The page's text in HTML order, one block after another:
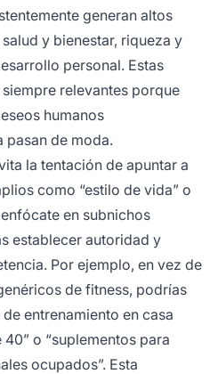
generan altos
y bienestar, riqueza y
personal. Estas
relevantes porque
humanos
pasan de moda.
la tentación de apuntar a
como “estilo de vida” o
en subnichos
establecer autoridad y
Por ejemplo, en vez de
de fitness, podrías
entrenamiento en casa
o “suplementos para
ocupados”. Esta